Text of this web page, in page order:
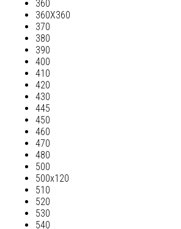
360
360Х360
370
380
390
400
410
420
430
445
450
460
470
480
500
500х120
510
520
530
540